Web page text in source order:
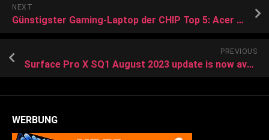
NEXT
Günstigster Gaming-Laptop der CHIP Top 5: Acer Predator Helios 18 im Test
PREVIOUS
Surface Pro X SQ1 August 2023 update is now available to install via Windows Update
WERBUNG